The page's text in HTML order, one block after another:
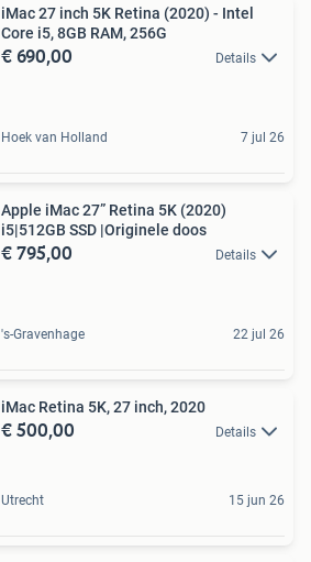
iMac 27 inch 5K Retina (2020) - Intel
Core i5, 8GB RAM, 256G
€ 690,00 Details
Hoek van Holland 7 jul 26
Apple iMac 27” Retina 5K (2020)
i5|512GB SSD |Originele doos
€ 795,00 Details
's-Gravenhage 22 jul 26
iMac Retina 5K, 27 inch, 2020
€ 500,00 Details
Utrecht 15 jun 26